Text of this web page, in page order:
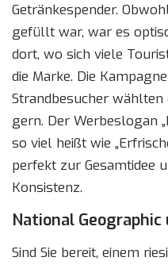
Getränkespender.
gefüllt war, war es
dort, wo sich viele
die Marke. Die
Strandbesucher
gern. Der Werbeslogan
so viel heißt wie
perfekt zur Gesamtidee
Konsistenz.
National Geographic
Sind Sie bereit, einem